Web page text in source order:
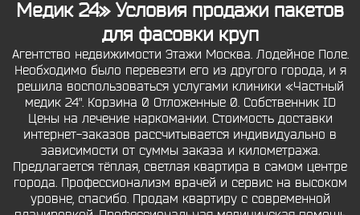
Медик 24» Условия продажи пакетов
для фасовки круп
Агентство недвижимости Этажи Москва. Лодейное Поле.
Необходимо было перевезти его из другого города, и я
решила воспользоваться услугами клиники «Частный
медик 24". Корзина 0 Отложенные 0. Собственник ID
Цены на лечение наркомании. Стоимость доставки
интернет-заказов рассчитывается индивидуально в
зависимости от суммы заказа и километража.
Предлагается тёплая, светлая квартира в самом центре
города. Профессионализм врачей и сервис на высоком
уровне, спасибо. Продам квартиру с современной